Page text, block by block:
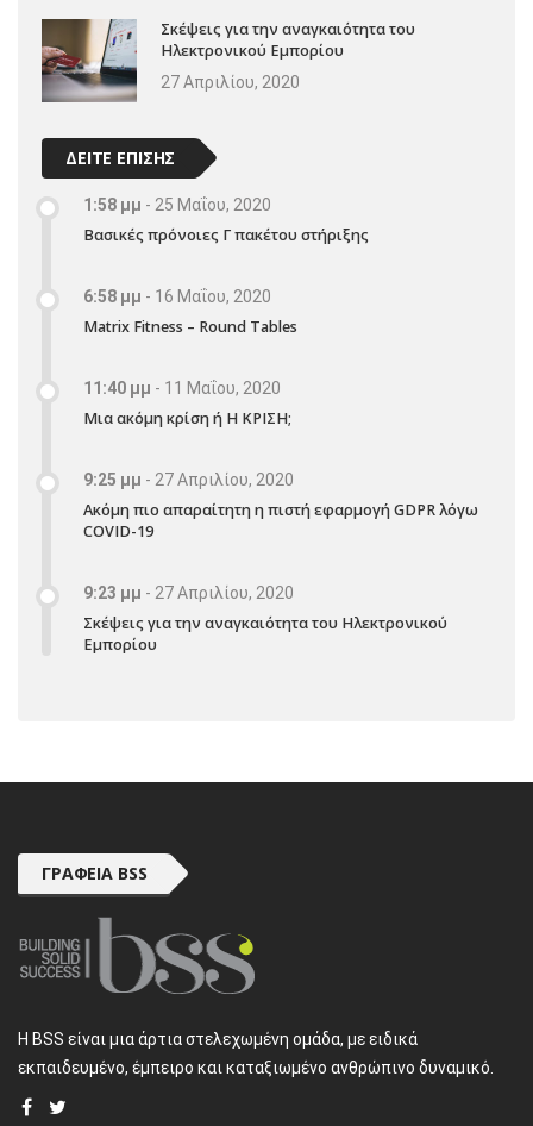
Σκέψεις για την αναγκαιότητα του
Ηλεκτρονικού Εμπορίου
27 Απριλίου, 2020
ΔΕΙΤΕ ΕΠΙΣΗΣ
1:58 μμ - 25 Μαΐου, 2020
Βασικές πρόνοιες Γ πακέτου στήριξης
6:58 μμ - 16 Μαΐου, 2020
Matrix Fitness – Round Tables
11:40 μμ - 11 Μαΐου, 2020
Μια ακόμη κρίση ή Η ΚΡΙΣΗ;
9:25 μμ - 27 Απριλίου, 2020
Ακόμη πιο απαραίτητη η πιστή εφαρμογή GDPR λόγω
COVID-19
9:23 μμ - 27 Απριλίου, 2020
Σκέψεις για την αναγκαιότητα του Ηλεκτρονικού
Εμπορίου
ΓΡΑΦΕΊΑ BSS
H BSS είναι μια άρτια στελεχωμένη ομάδα, με ειδικά
εκπαιδευμένο, έμπειρο και καταξιωμένο ανθρώπινο δυναμικό.